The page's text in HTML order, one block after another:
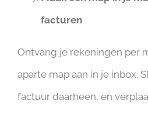
facturen
Ontvang je rekeningen per
aparte map aan in je inbox.
factuur daarheen, en